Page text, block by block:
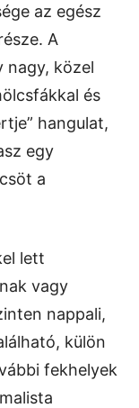
az egész
A
nagy, közel
és
hangulat,
egy
a
lett
vagy
nappali,
külön
fekhelyek